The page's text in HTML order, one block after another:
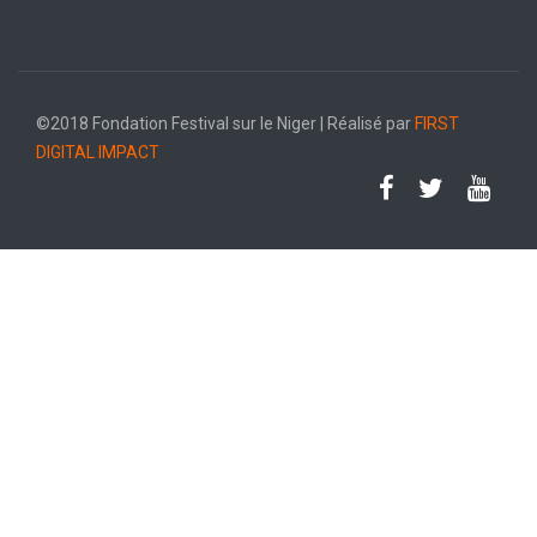
©2018 Fondation Festival sur le Niger | Réalisé par FIRST
DIGITAL IMPACT